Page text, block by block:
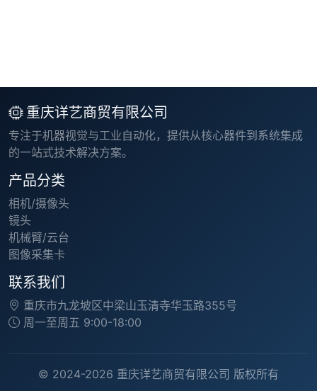
重庆详艺商贸有限公司
专注于机器视觉与工业自动化，提供从核心器件到系统集成
的一站式技术解决方案。
产品分类
相机/摄像头
镜头
机械臂/云台
图像采集卡
联系我们
重庆市九龙坡区中梁山玉清寺华玉路355号
周一至周五 9:00-18:00
© 2024-2026 重庆详艺商贸有限公司 版权所有